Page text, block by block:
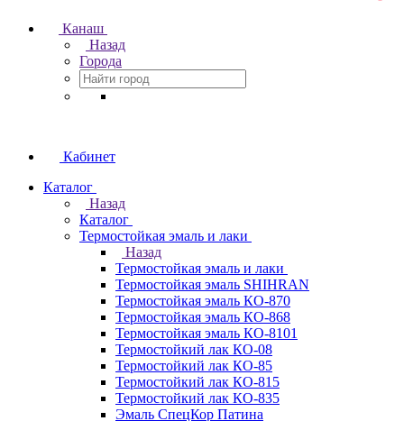
Канаш
Назад
Города
Кабинет
Каталог
Назад
Каталог
Термостойкая эмаль и лаки
Назад
Термостойкая эмаль и лаки
Термостойкая эмаль SHIHRAN
Термостойкая эмаль КО-870
Термостойкая эмаль КО-868
Термостойкая эмаль КО-8101
Термостойкий лак КО-08
Термостойкий лак КО-85
Термостойкий лак КО-815
Термостойкий лак КО-835
Эмаль СпецКор Патина